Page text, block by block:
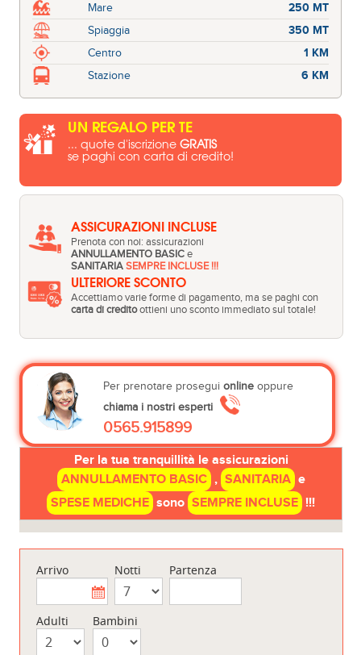
Mare
250 MT
Spiaggia
350 MT
Centro
1 KM
Stazione
6 KM
UN REGALO PER TE
... quote d'iscrizioneGRATIS
se paghi con carta di credito!
ASSICURAZIONI INCLUSE
Prenota con noi: assicurazioni
ANNULLAMENTO BASIC e
SANITARIA SEMPRE INCLUSE !!!
ULTERIORE SCONTO
Accettiamo varie forme di pagamento, ma se paghi con
carta di creditoottieni uno sconto immediato sul totale!
Per prenotare prosegui onlineoppure
chiama i nostri esperti
0565.915899
Per la tua tranquillità le assicurazioni
ANNULLAMENTO BASIC , SANITARIA e
SPESE MEDICHE sono SEMPRE INCLUSE !!!
Arrivo Notti Partenza
Adulti Bambini